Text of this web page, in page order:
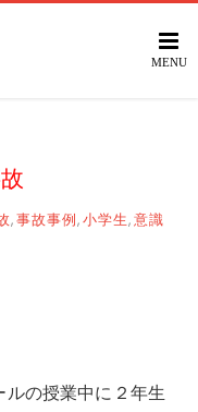
,事故事例,小学生,意識
の授業中に２年生